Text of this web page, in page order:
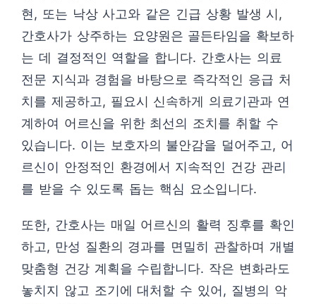
현, 또는 낙상 사고와 같은 긴급 상황 발생 시,
간호사가 상주하는 요양원은 골든타임을 확보하
는 데 결정적인 역할을 합니다. 간호사는 의료
전문 지식과 경험을 바탕으로 즉각적인 응급 처
치를 제공하고, 필요시 신속하게 의료기관과 연
계하여 어르신을 위한 최선의 조치를 취할 수
있습니다. 이는 보호자의 불안감을 덜어주고, 어
르신이 안정적인 환경에서 지속적인 건강 관리
를 받을 수 있도록 돕는 핵심 요소입니다.
또한, 간호사는 매일 어르신의 활력 징후를 확인
하고, 만성 질환의 경과를 면밀히 관찰하며 개별
맞춤형 건강 계획을 수립합니다. 작은 변화라도
놓치지 않고 조기에 대처할 수 있어, 질병의 악